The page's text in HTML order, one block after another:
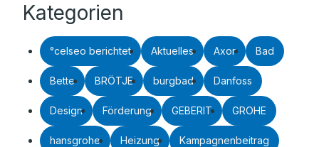
Kategorien
°celseo berichtet Aktuelles Axor Bad
Bette BRÖTJE burgbad Danfoss
Design Förderung GEBERIT GROHE
hansgrohe Heizung Kampagnenbeitrag